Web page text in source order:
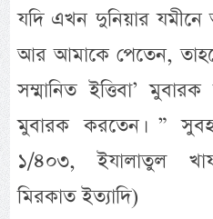
যদি এখন দুনিয়ার
আর আমাকে পেতেন,
সম্মানিত ইত্তিবা’
মুবারক করতেন। ”
১/৪০৩, ইযালাতুল
মিরকাত ইত্যাদি)